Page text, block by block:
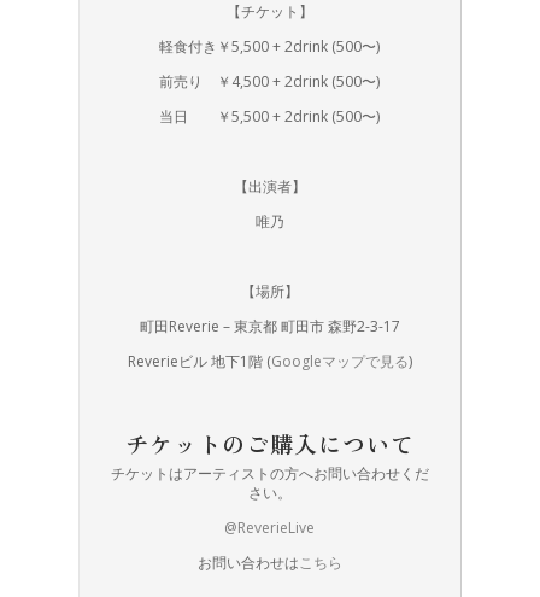
【チケット】
軽食付き￥5,500 + 2drink (500〜)
前売り ￥4,500 + 2drink (500〜)
当日 ￥5,500 + 2drink (500〜)
【出演者】
唯乃
【場所】
町田Reverie – 東京都 町田市 森野2-3-17
Reverieビル 地下1階 (Googleマップで見る)
チケットのご購入について
チケットはアーティストの方へお問い合わせくだ
さい。
@ReverieLive
お問い合わせはこちら